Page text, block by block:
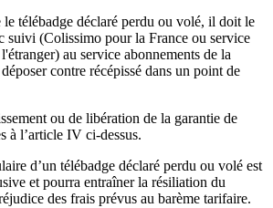
télébadge déclaré perdu ou volé, il doit le
suivi (Colissimo pour la France ou service
au service abonnements de la
contre récépissé dans un point de
ou de libération de la garantie de
à l’article IV ci-dessus.
d’un télébadge déclaré perdu ou volé est
et pourra entraîner la résiliation du
des frais prévus au barème tarifaire.